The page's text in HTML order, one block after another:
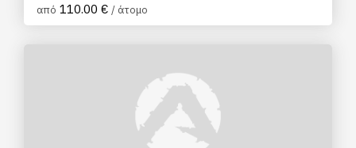
από 110.00 € / άτομο